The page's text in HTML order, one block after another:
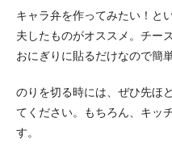
キャラ弁を作ってみたい！と
夫したものがオススメ。チー
おにぎりに貼るだけなので簡単
のりを切る時には、ぜひ先ほ
てください。もちろん、キッ
す。